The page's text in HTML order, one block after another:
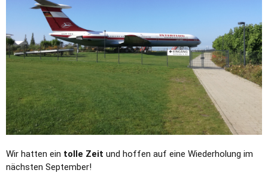
Wir hatten ein tolle Zeit und hoffen auf eine Wiederholung im
nächsten September!